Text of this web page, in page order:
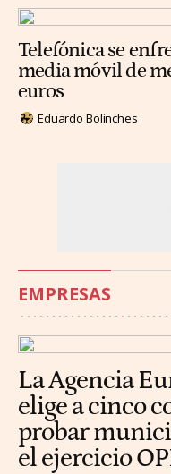
Telefónica se
media móvil de
euros
Eduardo Bolinches
EMPRESAS
La Agencia
elige a cinco
probar
el ejercicio